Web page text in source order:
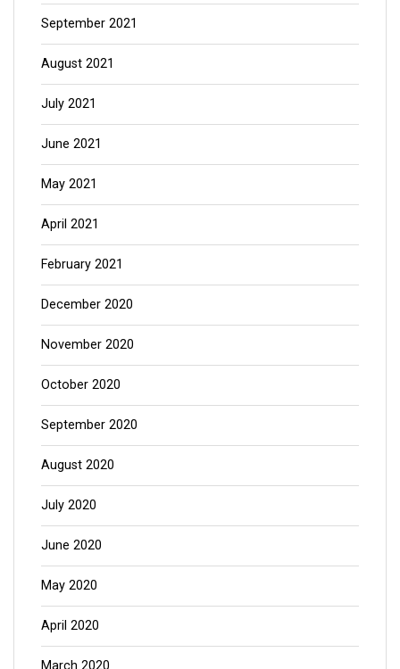
September 2021
August 2021
July 2021
June 2021
May 2021
April 2021
February 2021
December 2020
November 2020
October 2020
September 2020
August 2020
July 2020
June 2020
May 2020
April 2020
March 2020